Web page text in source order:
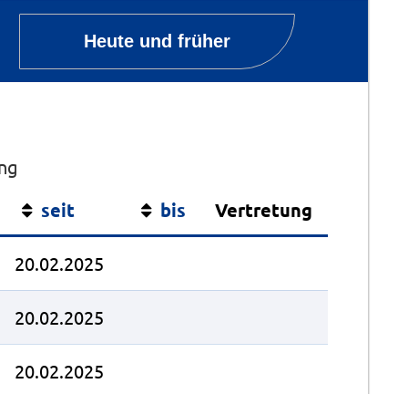
Heute und früher
seit bis Vertretung
20.02.2025
20.02.2025
20.02.2025